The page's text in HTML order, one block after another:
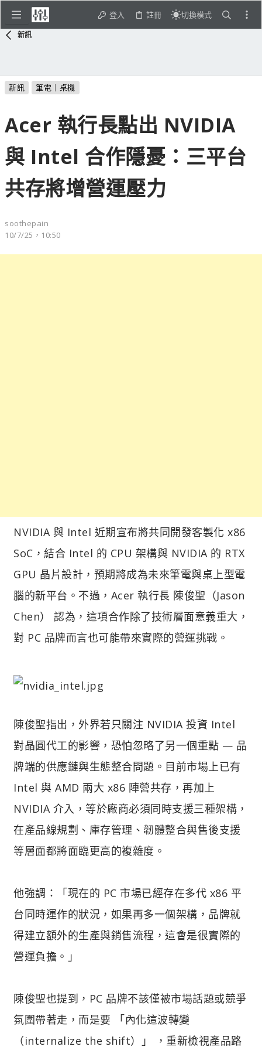
登入 註冊 切換模式
新訊
新訊 筆電｜桌機
Acer 執行長點出 NVIDIA
與 Intel 合作隱憂：三平台
共存將增營運壓力
soothepain
10/7/25，10:50
NVIDIA 與 Intel 近期宣布將共同開發客製化 x86
SoC，結合 Intel 的 CPU 架構與 NVIDIA 的 RTX
GPU 晶片設計，預期將成為未來筆電與桌上型電
腦的新平台。不過，Acer 執行長 陳俊聖（Jason
Chen） 認為，這項合作除了技術層面意義重大，
對 PC 品牌而言也可能帶來實際的營運挑戰。
陳俊聖指出，外界若只關注 NVIDIA 投資 Intel
對晶圓代工的影響，恐怕忽略了另一個重點 — 品
牌端的供應鏈與生態整合問題。目前市場上已有
Intel 與 AMD 兩大 x86 陣營共存，再加上
NVIDIA 介入，等於廠商必須同時支援三種架構，
在產品線規劃、庫存管理、韌體整合與售後支援
等層面都將面臨更高的複雜度。
他強調：「現在的 PC 市場已經存在多代 x86 平
台同時運作的狀況，如果再多一個架構，品牌就
得建立額外的生產與銷售流程，這會是很實際的
營運負擔。」
陳俊聖也提到，PC 品牌不該僅被市場話題或競爭
氛圍帶著走，而是要 「內化這波轉變
（internalize the shift）」 ，重新檢視產品路